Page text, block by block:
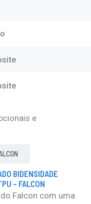
e
BIDENSIDADE
– FALCON
Falcon com uma